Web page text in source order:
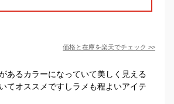
価格と在庫を楽天でチェック >>
あるカラーになっていて美しく見える
てオススメですしラメも程よいアイテ